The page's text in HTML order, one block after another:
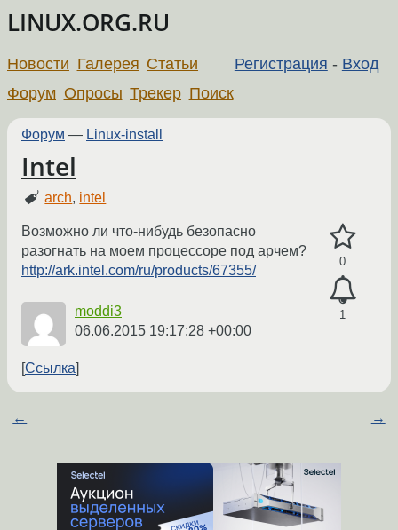
LINUX.ORG.RU
Регистрация - Вход
Новости Галерея Статьи
Форум Опросы Трекер Поиск
Форум — Linux-install
Intel
arch, intel
0
1
Возможно ли что-нибудь безопасно
разогнать на моем процессоре под арчем?
http://ark.intel.com/ru/products/67355/
moddi3
06.06.2015 19:17:28 +00:00
Ссылка
← →